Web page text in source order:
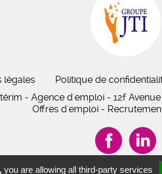
légales Politique de
- Agence d'emploi - 12f
Offres d'emploi -
you are allowing all third-party services